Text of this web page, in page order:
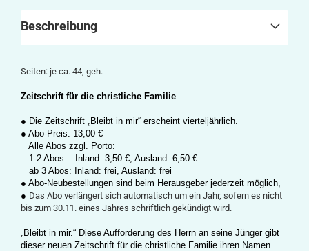
Beschreibung
Seiten: je ca. 44, geh.
Zeitschrift für die christliche Familie
● Die Zeitschrift „Bleibt in mir“ erscheint vierteljährlich.
● Abo-Preis: 13,00 €
Alle Abos zzgl. Porto:
1-2 Abos: Inland: 3,50 €, Ausland: 6,50 €
ab 3 Abos: Inland: frei, Ausland: frei
● Abo-Neubestellungen sind beim Herausgeber jederzeit möglich,
● Das Abo verlängert sich automatisch um ein Jahr, sofern es nicht
bis zum 30.11. eines Jahres schriftlich gekündigt wird.
„Bleibt in mir.“ Diese Aufforderung des Herrn an seine Jünger gibt
dieser neuen Zeitschrift für die christliche Familie ihren Namen.